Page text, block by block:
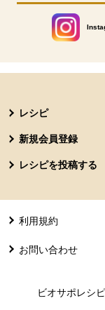
別の
レシピ
新規会員登録
レシピを投稿する
利用規約
お問い合わせ
ビオサポレシ